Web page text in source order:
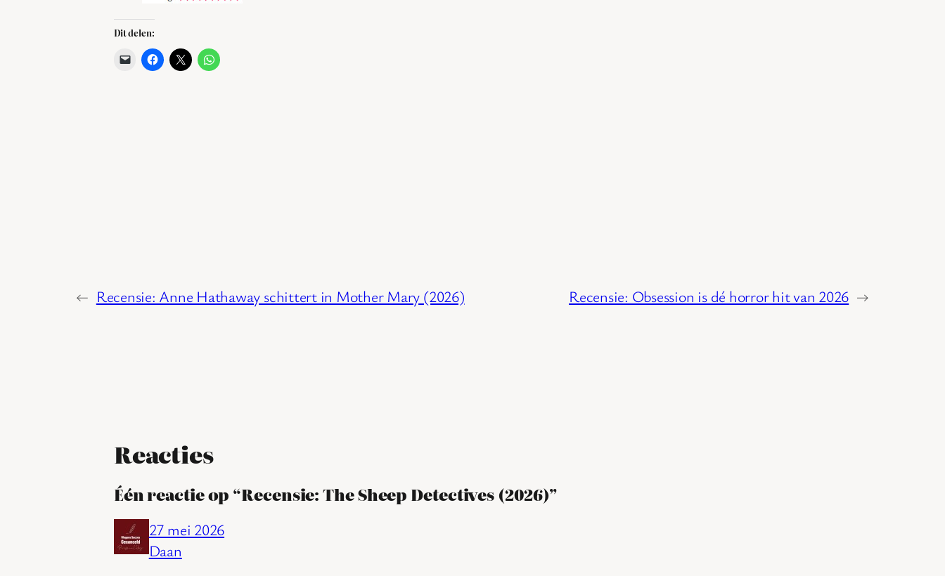
Dit delen:
← Recensie: Anne Hathaway schittert in Mother Mary (2026) Recensie: Obsession is dé horror hit van 2026 →
Reacties
Één reactie op “Recensie: The Sheep Detectives (2026)”
27 mei 2026
Daan